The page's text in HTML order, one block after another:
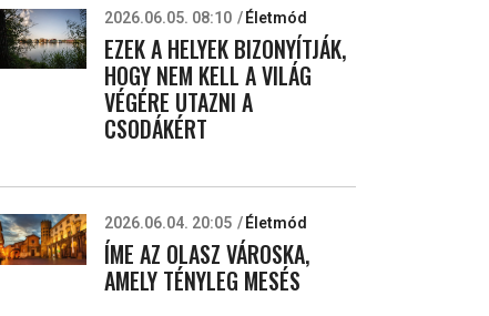
2026.06.05. 08:10 Életmód
EZEK A HELYEK BIZONYÍTJÁK,
HOGY NEM KELL A VILÁG
VÉGÉRE UTAZNI A
CSODÁKÉRT
2026.06.04. 20:05 Életmód
ÍME AZ OLASZ VÁROSKA,
AMELY TÉNYLEG MESÉS